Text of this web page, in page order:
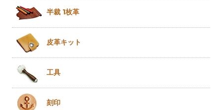
半裁 1枚革
皮革キット
工具
刻印